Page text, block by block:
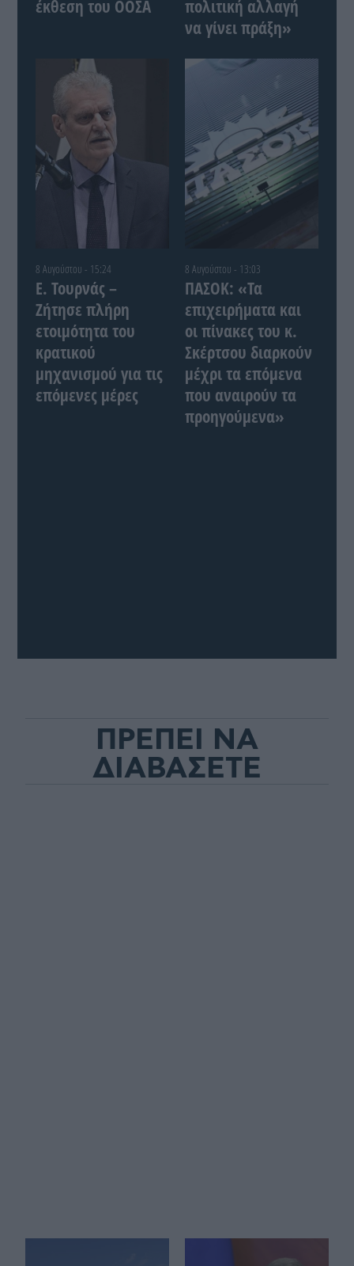
έκθεση του ΟΟΣΑ
πολιτική αλλαγή
να γίνει πράξη»
8 Αυγούστου - 15:24
Ε. Τουρνάς –
Ζήτησε πλήρη
ετοιμότητα του
κρατικού
μηχανισμού για τις
επόμενες μέρες
8 Αυγούστου - 13:03
ΠΑΣΟΚ: «Τα
επιχειρήματα και
οι πίνακες του κ.
Σκέρτσου διαρκούν
μέχρι τα επόμενα
που αναιρούν τα
προηγούμενα»
ΠΡΕΠΕΙ ΝΑ
ΔΙΑΒΑΣΕΤΕ